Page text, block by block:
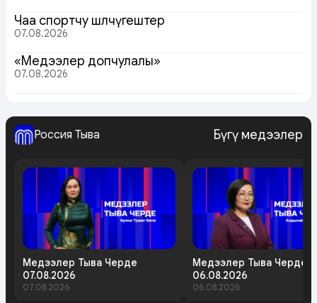
Чаа спортчу шөлчүгештер
07.08.2026
«Медээлер допчулалы»
07.08.2026
Россия Тыва Бүгү медээлер
Медээлер Тыва Черде
07.08.2026
07.08.2026
Медээлер Тыва Черде
06.08.2026
06.08.2026